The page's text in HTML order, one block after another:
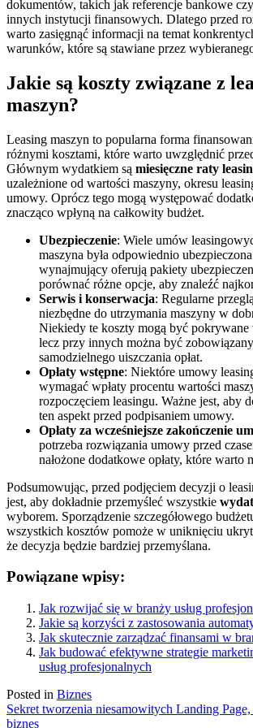
dokumentów, takich jak referencje bankowe
innych instytucji finansowych. Dlatego przed
warto zasięgnąć informacji na temat
warunków, które są stawiane przez
Jakie są koszty związane z
maszyn?
Leasing maszyn to popularna forma
różnymi kosztami, które warto uwzględnić
Głównym wydatkiem są miesięczne raty
uzależnione od wartości maszyny, okresu
umowy. Oprócz tego mogą występować
znacząco wpłyną na całkowity budżet.
Ubezpieczenie: Wiele umów
maszyna była odpowiednio
wynajmujący oferują pakiety
porównać różne opcje, aby znaleźć
Serwis i konserwacja: Regularne
niezbędne do utrzymania maszyny w
Niekiedy te koszty mogą być pokrywane
lecz przy innych można być
samodzielnego uiszczania opłat.
Opłaty wstępne: Niektóre umowy
wymagać wpłaty procentu wartości
rozpoczęciem leasingu. Ważne jest, aby
ten aspekt przed podpisaniem umowy.
Opłaty za wcześniejsze zakończenie
potrzeba rozwiązania umowy przed
nałożone dodatkowe opłaty, które warto
Podsumowując, przed podjęciem decyzji o
jest, aby dokładnie przemyśleć wszystkie
wyborem. Sporządzenie szczegółowego
wszystkich kosztów pomoże w uniknięciu
że decyzja będzie bardziej przemyślana.
Powiązane wpisy:
Jak rozwijać się w branży usług
Jakie są korzyści z zastosowania
Jak skutecznie zarządzać finansami w
Jak budować efektywne strategie
usług profesjonalnych
Posted in Biznes
Nawigacja
Sekret tworzenia niesamowitych Landing
biznes